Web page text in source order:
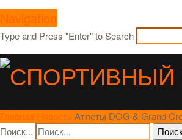
Navigation
Type and Press "Enter" to Search
Главная Новости Атлеты DOG & Grand
Поиск...